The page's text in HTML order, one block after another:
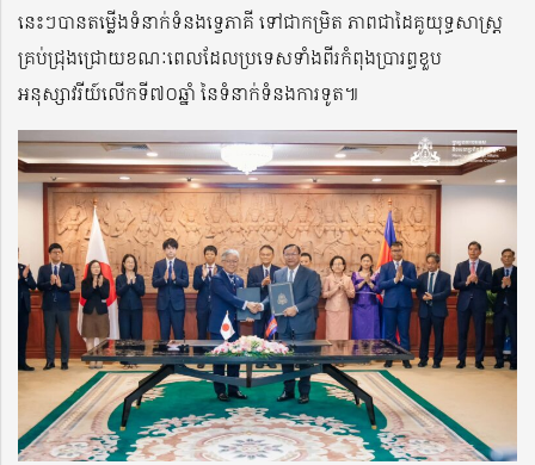
នេះៗបានតម្លើងទំនាក់ទំនងទ្វេភាគី ទៅជាកម្រិត ភាពជាដៃគូយុទ្ធសាស្ត្រ
គ្រប់ជ្រុងជ្រោយខណៈពេលដែលប្រទេសទាំងពីរកំពុងប្រារព្ធខួប
អនុស្សាវរីយ៍លើកទី៧០ឆ្នាំ នៃទំនាក់ទំនងការទូត៕